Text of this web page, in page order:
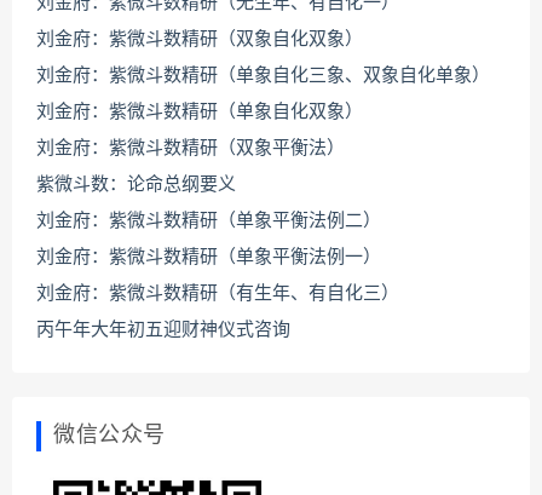
刘金府：紫微斗数精研（双象自化双象）
刘金府：紫微斗数精研（单象自化三象、双象自化单象）
刘金府：紫微斗数精研（单象自化双象）
刘金府：紫微斗数精研（双象平衡法）
紫微斗数：论命总纲要义
刘金府：紫微斗数精研（单象平衡法例二）
刘金府：紫微斗数精研（单象平衡法例一）
刘金府：紫微斗数精研（有生年、有自化三）
丙午年大年初五迎财神仪式咨询
微信公众号